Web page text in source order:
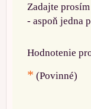
Zadajte
- aspoň jedna
Hodnotenie
* (Povinné)